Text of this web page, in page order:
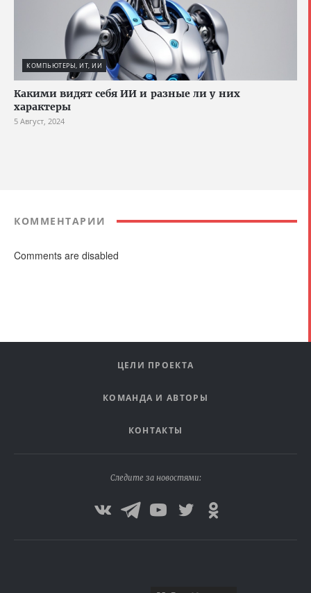
КОМПЬЮТЕРЫ, ИТ, ИИ
Какими видят себя ИИ и разные ли у них
характеры
5 Август, 2024
КОММЕНТАРИИ
Comments are disabled
ЦЕЛИ ПРОЕКТА
КОМАНДА И АВТОРЫ
КОНТАКТЫ
Следите за новостями: